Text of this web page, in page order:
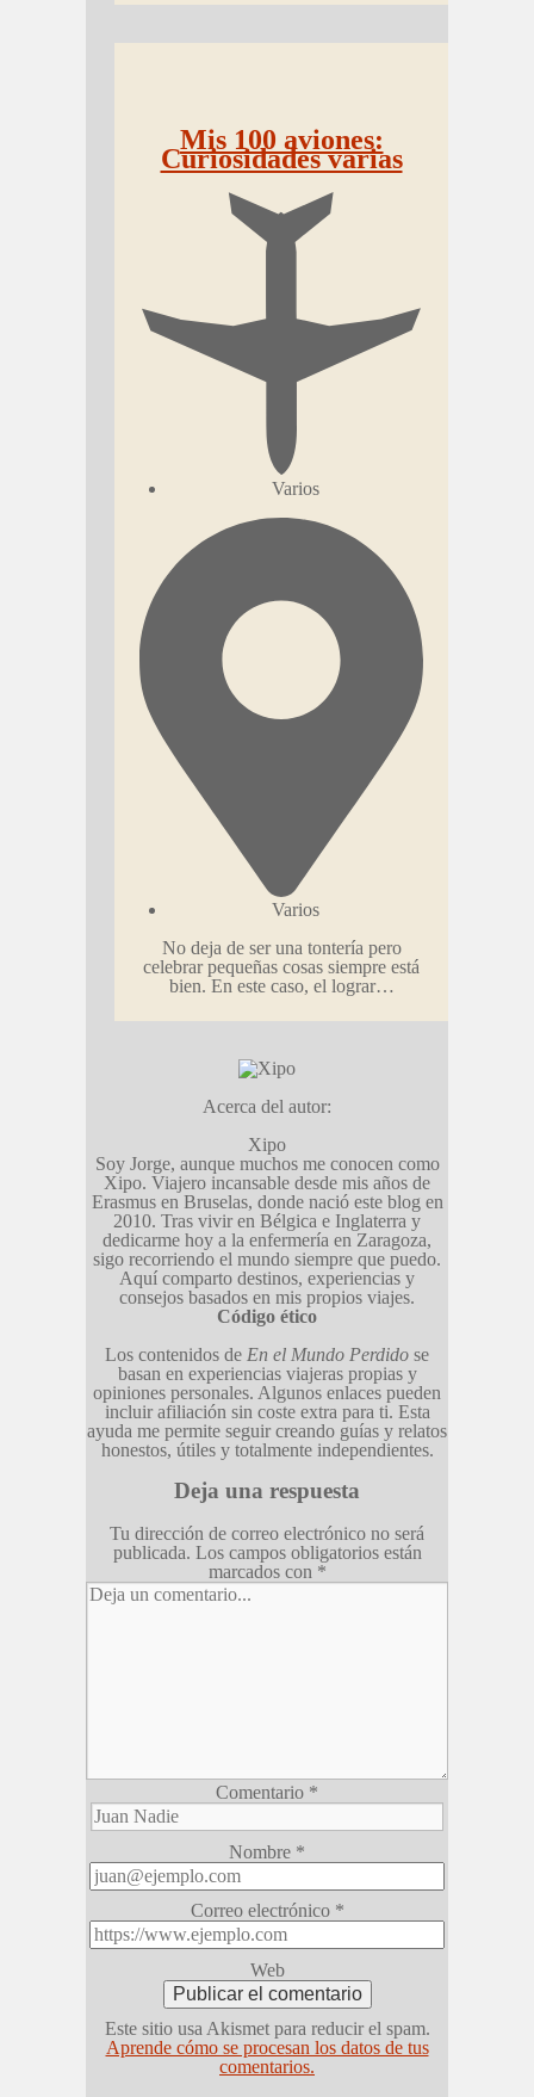
Mis 100 aviones:
Curiosidades varias
Varios
Varios
No deja de ser una tontería pero
celebrar pequeñas cosas siempre está
bien. En este caso, el lograr…
Acerca del autor:
Xipo
Soy Jorge, aunque muchos me conocen como
Xipo. Viajero incansable desde mis años de
Erasmus en Bruselas, donde nació este blog en
2010. Tras vivir en Bélgica e Inglaterra y
dedicarme hoy a la enfermería en Zaragoza,
sigo recorriendo el mundo siempre que puedo.
Aquí comparto destinos, experiencias y
consejos basados en mis propios viajes.
Código ético
Los contenidos de En el Mundo Perdido se
basan en experiencias viajeras propias y
opiniones personales. Algunos enlaces pueden
incluir afiliación sin coste extra para ti. Esta
ayuda me permite seguir creando guías y relatos
honestos, útiles y totalmente independientes.
Deja una respuesta
Tu dirección de correo electrónico no será
publicada. Los campos obligatorios están
marcados con *
Comentario *
Nombre *
Correo electrónico *
Web
Este sitio usa Akismet para reducir el spam.
Aprende cómo se procesan los datos de tus
comentarios.